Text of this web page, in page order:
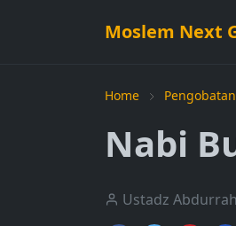
Moslem Next
Home Pengobatan
Nabi
Ustadz